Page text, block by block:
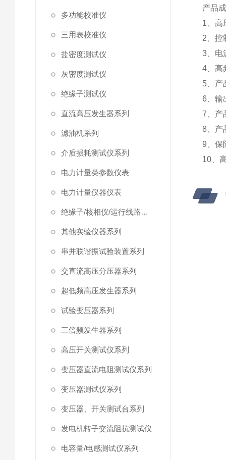
多功能校准仪
三用表校准仪
盐密度测试仪
灰密度测试仪
绝缘子测试仪
直流高压发生器系列
滤油机系列
介质损耗测试仪系列
电力计量类参数仪表
电力计量仪器仪表
绝缘子/核相仪/运行线路试验仪器
其他实验仪器系列
串并联谐振试验装置系列
交直流高压分压器系列
超低频高压发生器系列
试验变压器系列
三倍频发生器系列
高压开关测试仪系列
变压器直流电阻测试仪系列
变压器测试仪系列
变压器、开关测试台系列
发电机转子交流阻抗测试仪
电容量/电感测试仪系列
产品
1、高
2、控
3、电
4、高
5、产
6、输
7、产
8、产
9、保
10、